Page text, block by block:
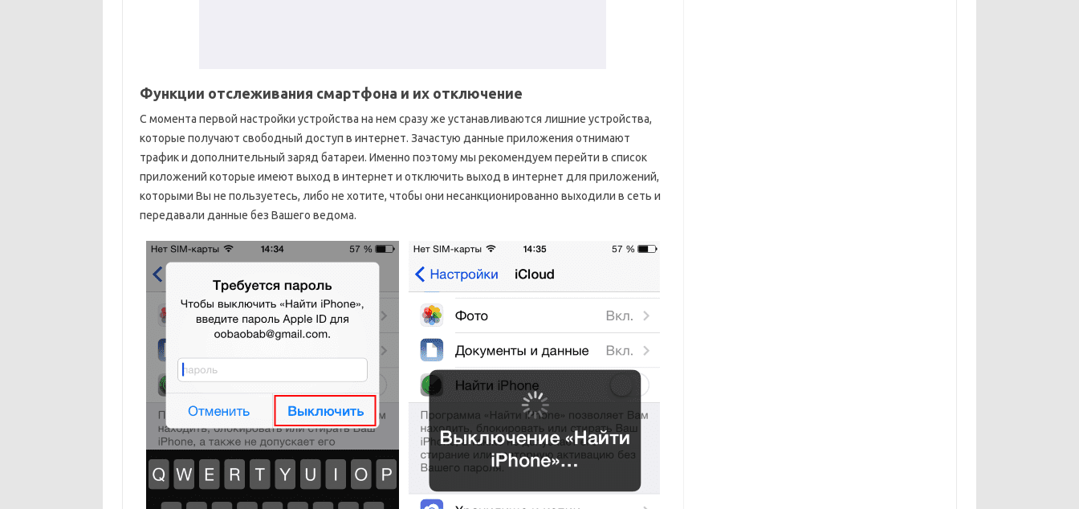
Функции отслеживания смартфона и их отключение
С момента первой настройки устройства на нем сразу же устанавливаются лишние устройства,
которые получают свободный доступ в интернет. Зачастую данные приложения отнимают
трафик и дополнительный заряд батареи. Именно поэтому мы рекомендуем перейти в список
приложений которые имеют выход в интернет и отключить выход в интернет для приложений,
которыми Вы не пользуетесь, либо не хотите, чтобы они несанкционированно выходили в сеть и
передавали данные без Вашего ведома.